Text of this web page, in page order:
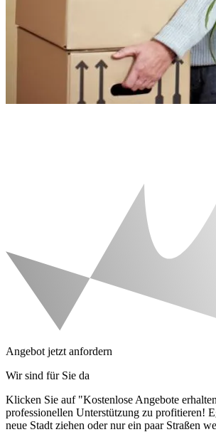
Angebot jetzt anfordern
Wir sind für Sie da
Klicken Sie auf "Kostenlose Angebote
professionellen Unterstützung zu profitieren!
neue Stadt ziehen oder nur ein paar Straßen